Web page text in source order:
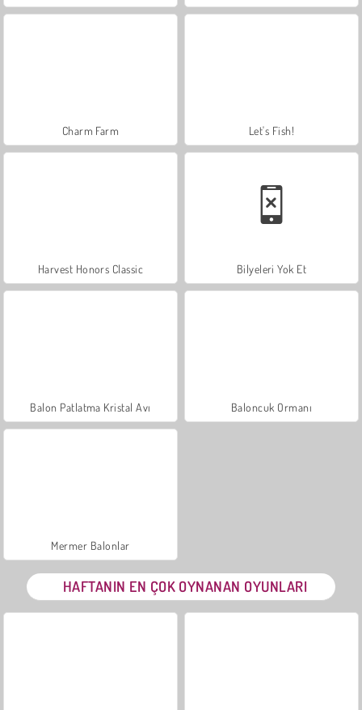
Charm Farm Let's Fish!
Harvest Honors Classic Bilyeleri Yok Et
Balon Patlatma Kristal Avı Baloncuk Ormanı
Mermer Balonlar
HAFTANIN EN ÇOK OYNANAN OYUNLARI